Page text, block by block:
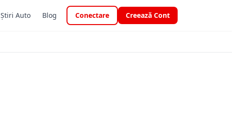
Știri Auto Blog Conectare Creează Cont